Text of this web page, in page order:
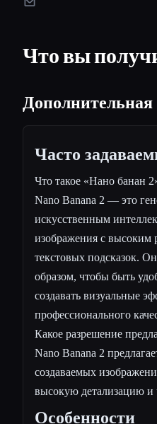
Что вы
Часто
Что такое «Нано банан
Nano Banana 2 — это
искусственным
изображения с высоким
текстовых подсказок.
образом, чтобы быть
создавать визуальные
профессионального
Какое разрешение
Nano Banana 2
создаваемых
высокую детализацию и
Особенности